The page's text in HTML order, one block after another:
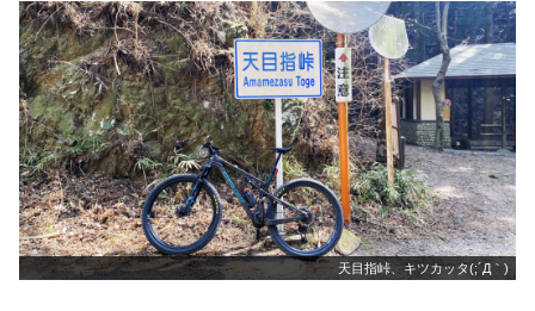
天目指峠、キツカッタ(;´Д｀)